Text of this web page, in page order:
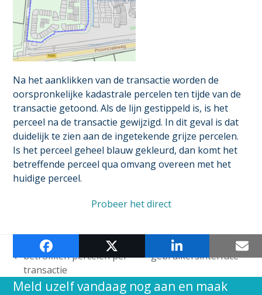
Na het aanklikken van de transactie worden de
oorspronkelijke kadastrale percelen ten tijde van de
transactie getoond. Als de lijn gestippeld is, is het
perceel na de transactie gewijzigd. In dit geval is dat
duidelijk te zien aan de ingetekende grijze percelen.
Is het perceel geheel blauw gekleurd, dan komt het
betreffende perceel qua omvang overeen met het
huidige perceel.
Probeer het direct
previous
post:
Update: betere weergave
betrokken percelen per
transactie
next
Verbeterde
gebruikersinterface
Meld uzelf vandaag nog aan en maak